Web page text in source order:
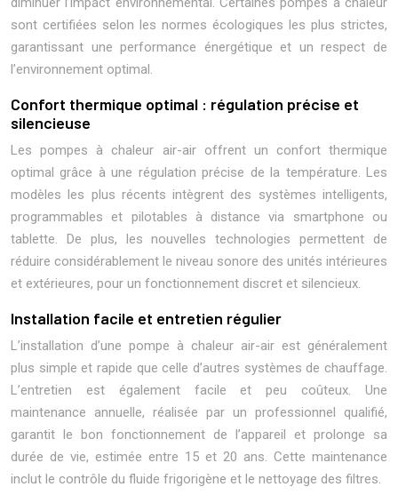
sont certifiées selon les normes écologiques les plus strictes,
garantissant une performance énergétique et un respect de
l’environnement optimal.
Confort thermique optimal : régulation précise et
silencieuse
Les pompes à chaleur air-air offrent un confort thermique
optimal grâce à une régulation précise de la température. Les
modèles les plus récents intègrent des systèmes intelligents,
programmables et pilotables à distance via smartphone ou
tablette. De plus, les nouvelles technologies permettent de
réduire considérablement le niveau sonore des unités intérieures
et extérieures, pour un fonctionnement discret et silencieux.
Installation facile et entretien régulier
L’installation d’une pompe à chaleur air-air est généralement
plus simple et rapide que celle d’autres systèmes de chauffage.
L’entretien est également facile et peu coûteux. Une
maintenance annuelle, réalisée par un professionnel qualifié,
garantit le bon fonctionnement de l’appareil et prolonge sa
durée de vie, estimée entre 15 et 20 ans. Cette maintenance
inclut le contrôle du fluide frigorigène et le nettoyage des filtres.